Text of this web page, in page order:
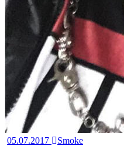
05.07.2017
Smoke